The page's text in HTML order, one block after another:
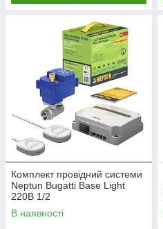
Комплект провідний системи
Neptun Bugatti Base Light
220В 1/2
В наявності